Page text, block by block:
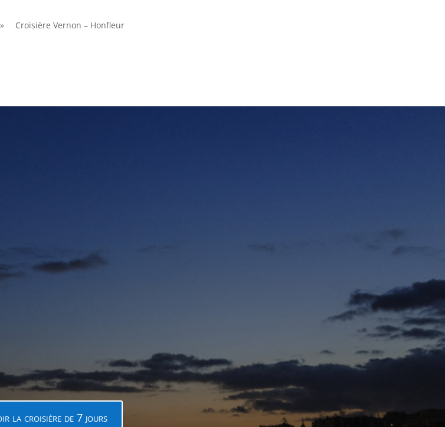
» Croisière Vernon – Honfleur
de 7 jours entre Paris et Honfleur
Seine qui vous dévoilera de jour en jour
est aussi exceptionnel que passionnant.
la croisière de 7 jours